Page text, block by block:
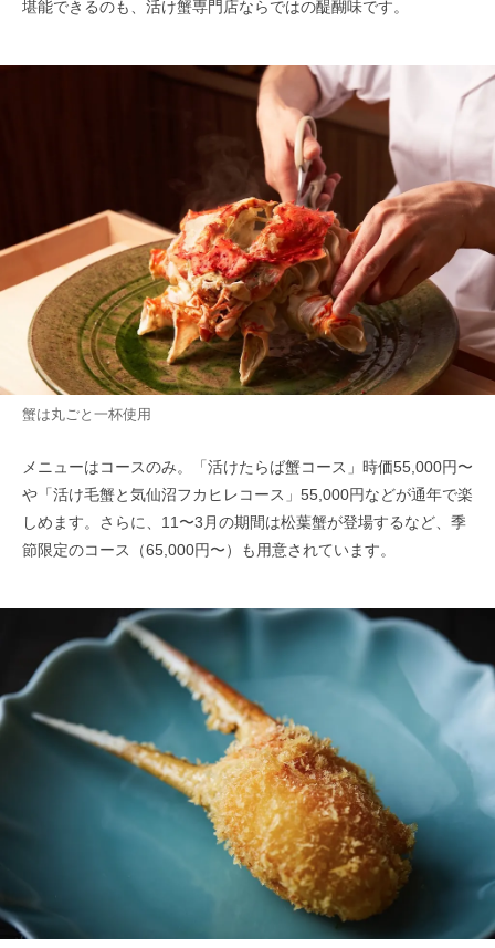
堪能できるのも、活け蟹専門店ならではの醍醐味です。
蟹は丸ごと一杯使用
メニューはコースのみ。「活けたらば蟹コース」時価55,000円〜
や「活け毛蟹と気仙沼フカヒレコース」55,000円などが通年で楽
しめます。さらに、11〜3月の期間は松葉蟹が登場するなど、季
節限定のコース（65,000円〜）も用意されています。